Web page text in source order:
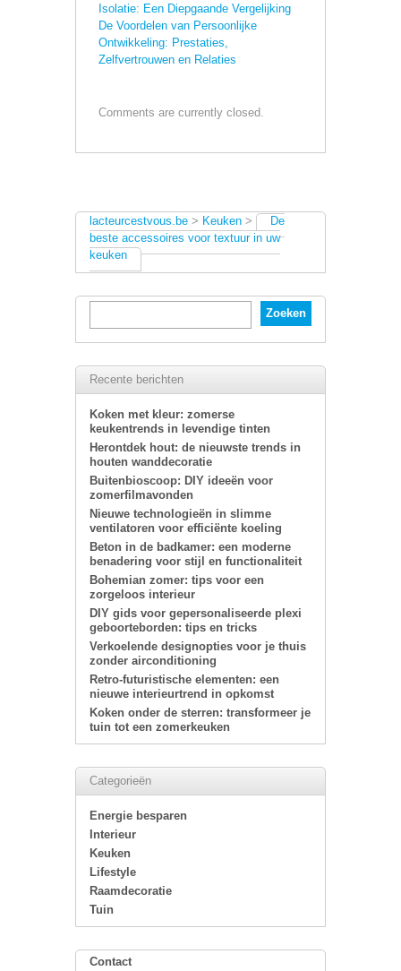
Isolatie: Een Diepgaande Vergelijking
De Voordelen van Persoonlijke
Ontwikkeling: Prestaties,
Zelfvertrouwen en Relaties
Comments are currently closed.
lacteurcestvous.be > Keuken >
De
beste accessoires voor textuur in uw
keuken
Recente berichten
Koken met kleur: zomerse
keukentrends in levendige tinten
Herontdek hout: de nieuwste trends in
houten wanddecoratie
Buitenbioscoop: DIY ideeën voor
zomerfilmavonden
Nieuwe technologieën in slimme
ventilatoren voor efficiënte koeling
Beton in de badkamer: een moderne
benadering voor stijl en functionaliteit
Bohemian zomer: tips voor een
zorgeloos interieur
DIY gids voor gepersonaliseerde plexi
geboorteborden: tips en tricks
Verkoelende designopties voor je thuis
zonder airconditioning
Retro-futuristische elementen: een
nieuwe interieurtrend in opkomst
Koken onder de sterren: transformeer je
tuin tot een zomerkeuken
Categorieën
Energie besparen
Interieur
Keuken
Lifestyle
Raamdecoratie
Tuin
Contact